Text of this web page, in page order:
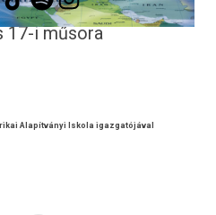
17-i műsora
Alapítványi Iskola igazgatójával